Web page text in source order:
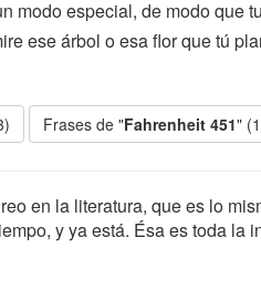
modo especial, de modo que
ese árbol o esa flor que tú
Frases de "Fahrenheit 451"
en la literatura, que es lo
y ya está. Ésa es toda la